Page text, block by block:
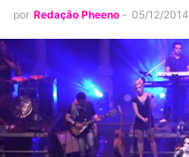
por Redação Pheeno - 05/12/2014